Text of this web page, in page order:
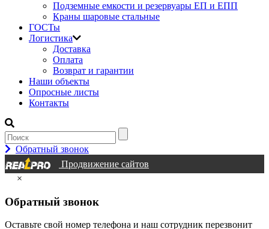
Подземные емкости и резервуары ЕП и ЕПП
Краны шаровые стальные
ГОСТы
Логистика
Доставка
Оплата
Возврат и гарантии
Наши объекты
Опросные листы
Контакты
Обратный звонок
Продвижение сайтов
×
Обратный звонок
Оставьте свой номер телефона и наш сотрудник перезвонит